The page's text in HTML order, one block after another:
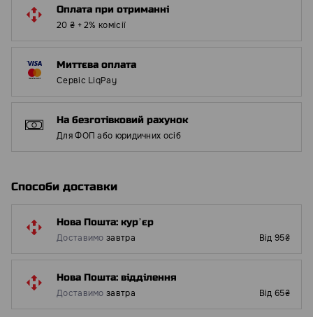
Оплата при отриманні
20 ₴ + 2% комісії
Миттєва оплата
Сервіс LiqPay
На безготівковий рахунок
Для ФОП або юридичних осіб
Способи доставки
Нова Пошта: курʼєр
Доставимо завтра Від 95₴
Нова Пошта: відділення
Доставимо завтра Від 65₴